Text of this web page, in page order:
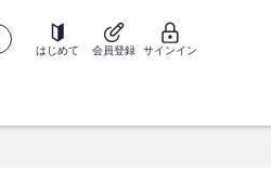
はじめて 会員登録 サインイン